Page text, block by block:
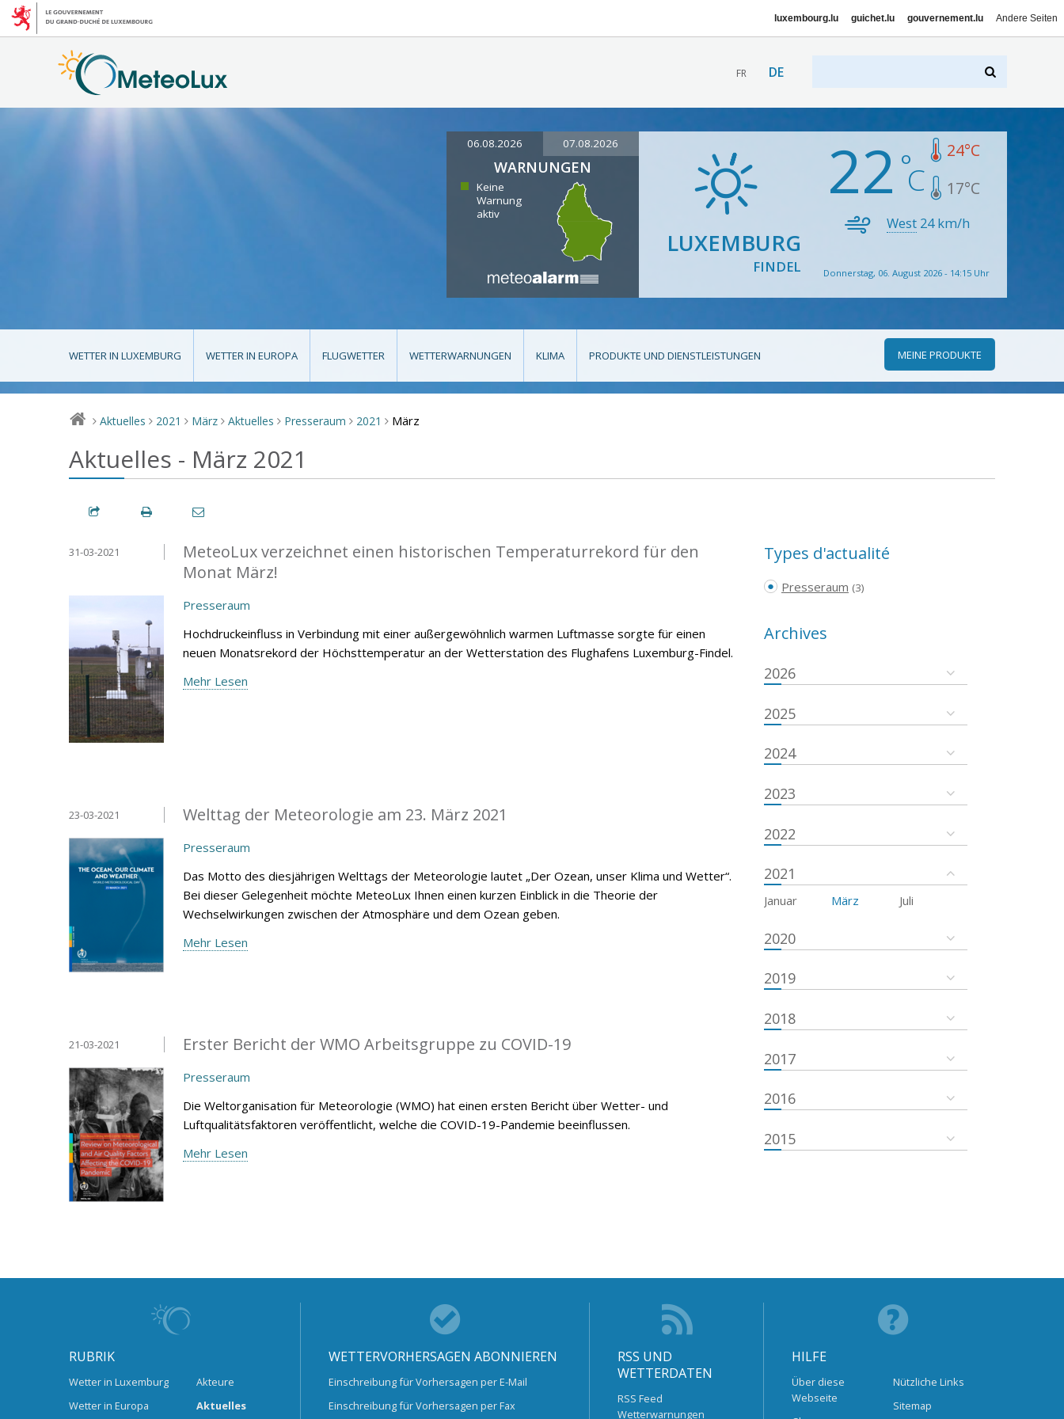
luxembourg.lu guichet.lu gouvernement.lu Andere Seiten
FR DE
06.08.2026 07.08.2026
WARNUNGEN
Keine
Warnung
aktiv
LUXEMBURG
FINDEL
22 24°C
17°C
West 24km/h
Donnerstag, 06. August 2026 - 14:15 Uhr
WETTER IN LUXEMBURG WETTER IN EUROPA FLUGWETTER WETTERWARNUNGEN KLIMA PRODUKTE UND DIENSTLEISTUNGEN MEINE PRODUKTE
> Aktuelles > 2021 > März > Aktuelles > Presseraum > 2021 > März
Aktuelles - März 2021
MeteoLux verzeichnet einen historischen Temperaturrekord für den
Monat März!
31-03-2021
Presseraum
Hochdruckeinfluss in Verbindung mit einer außergewöhnlich warmen Luftmasse sorgte für einen
neuen Monatsrekord der Höchsttemperatur an der Wetterstation des Flughafens Luxemburg-Findel.
Mehr Lesen
Welttag der Meteorologie am 23. März 2021
23-03-2021
Presseraum
Das Motto des diesjährigen Welttags der Meteorologie lautet „Der Ozean, unser Klima und Wetter“.
Bei dieser Gelegenheit möchte MeteoLux Ihnen einen kurzen Einblick in die Theorie der
Wechselwirkungen zwischen der Atmosphäre und dem Ozean geben.
Mehr Lesen
Erster Bericht der WMO Arbeitsgruppe zu COVID-19
21-03-2021
Presseraum
Die Weltorganisation für Meteorologie (WMO) hat einen ersten Bericht über Wetter- und
Luftqualitätsfaktoren veröffentlicht, welche die COVID-19-Pandemie beeinflussen.
Mehr Lesen
Types d'actualité
Presseraum (3)
Archives
2026
2025
2024
2023
2022
2021
Januar März Juli
2020
2019
2018
2017
2016
2015
RUBRIK
Wetter in Luxemburg
Wetter in Europa
Akteure
Aktuelles
WETTERVORHERSAGEN ABONNIEREN
Einschreibung für Vorhersagen per E-Mail
Einschreibung für Vorhersagen per Fax
RSS UND
WETTERDATEN
RSS Feed
Wetterwarnungen
HILFE
Über diese
Webseite
Nützliche Links
Sitemap